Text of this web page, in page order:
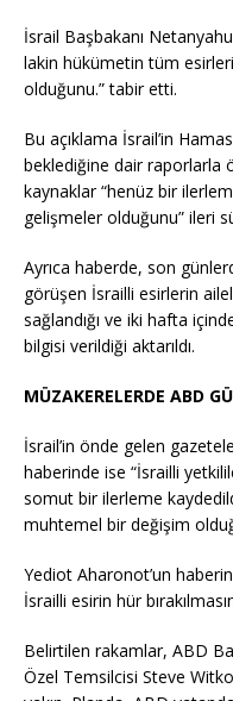
İsrail Başbakanı
lakin hükümetin tüm
olduğunu.” tabir etti.
Bu açıklama İsrail’in
beklediğine dair raporlarla
kaynaklar “henüz bir
gelişmeler olduğunu” ileri
Ayrıca haberde, son
görüşen İsrailli esirlerin
sağlandığı ve iki hafta
bilgisi verildiği aktarıldı.
MÜZAKERELERDE ABD
İsrail’in önde gelen
haberinde ise “İsrailli
somut bir ilerleme
muhtemel bir değişim
Yediot Aharonot’un
İsrailli esirin hür
Belirtilen rakamlar, ABD
Özel Temsilcisi Steve